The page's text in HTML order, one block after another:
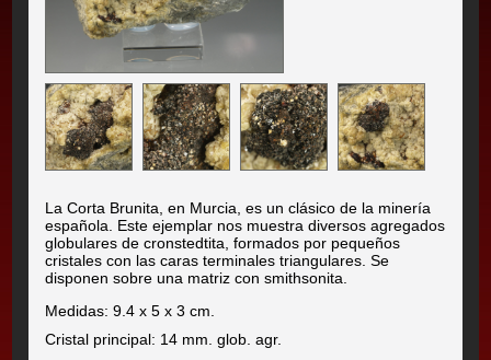
La Corta Brunita, en Murcia, es un clásico de la minería
española. Este ejemplar nos muestra diversos agregados
globulares de cronstedtita, formados por pequeños
cristales con las caras terminales triangulares. Se
disponen sobre una matriz con smithsonita.
Medidas: 9.4 x 5 x 3 cm.
Cristal principal: 14 mm. glob. agr.